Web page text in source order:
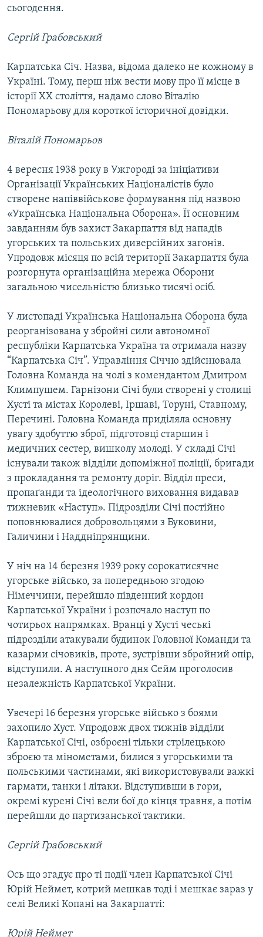
сьогодення.
Сергій Грабовський
Карпатська Січ. Назва, відома далеко не кожному в
Україні. Тому, перш ніж вести мову про її місце в
історії ХХ століття, надамо слово Віталію
Пономарьову для короткої історичної довідки.
Віталій Пономарьов
4 вересня 1938 року в Ужгороді за ініціативи
Організації Українських Націоналістів було
створене напіввійськове формування під назвою
«Українська Національна Оборона». Її основним
завданням був захист Закарпаття від нападів
угорських та польських диверсійних загонів.
Упродовж місяця по всій території Закарпаття була
розгорнута організаційна мережа Оборони
загальною чисельністю близько тисячі осіб.
У листопаді Українська Національна Оборона була
реорганізована у збройні сили автономної
республіки Карпатська Україна та отримала назву
“Карпатська Січ”. Управління Січчю здійснювала
Головна Команда на чолі з комендантом Дмитром
Климпушем. Гарнізони Січі були створені у столиці
Хусті та містах Королеві, Іршаві, Торуні, Ставному,
Перечині. Головна Команда приділяла основну
увагу здобуттю зброї, підготовці старшин і
медичних сестер, вишколу молоді. У складі Січі
існували також відділи допоміжної поліції, бригади
з прокладання та ремонту доріг. Відділ преси,
пропаґанди та ідеологічного виховання видавав
тижневик «Наступ». Підрозділи Січі постійно
поповнювалися добровольцями з Буковини,
Галичини і Наддніпрянщини.
У ніч на 14 березня 1939 року сорокатисячне
угорське військо, за попередньою згодою
Німеччини, перейшло південний кордон
Карпатської України і розпочало наступ по
чотирьох напрямках. Вранці у Хусті чеські
підрозділи атакували будинок Головної Команди та
казарми січовиків, проте, зустрівши збройний опір,
відступили. А наступного дня Сейм проголосив
незалежність Карпатської України.
Увечері 16 березня угорське військо з боями
захопило Хуст. Упродовж двох тижнів відділи
Карпатської Січі, озброєні тільки стрілецькою
зброєю та мінометами, билися з угорськими та
польськими частинами, які використовували важкі
гармати, танки і літаки. Відступивши в гори,
окремі курені Січі вели бої до кінця травня, а потім
перейшли до партизанської тактики.
Сергій Грабовський
Ось що згадує про ті події член Карпатської Січі
Юрій Неймет, котрий мешкав тоді і мешкає зараз у
селі Великі Копані на Закарпатті:
Юрій Неймет